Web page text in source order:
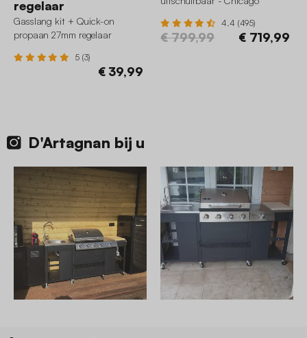
regelaar
Gasslang kit + Quick-on
propaan 27mm regelaar
5 (3)
€ 39,99
4.4 (495)
€ 799,99 € 719,99
D'Artagnan bij u